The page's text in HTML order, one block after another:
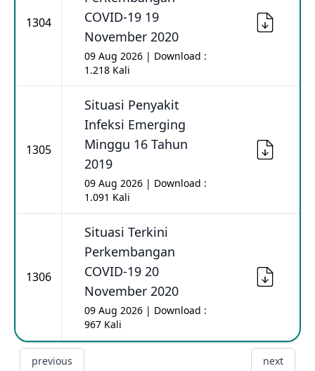
1304
COVID-19 19
November 2020
09 Aug 2026 | Download :
1.218 Kali
1305
Situasi Penyakit
Infeksi Emerging
Minggu 16 Tahun
2019
09 Aug 2026 | Download :
1.091 Kali
1306
Situasi Terkini
Perkembangan
COVID-19 20
November 2020
09 Aug 2026 | Download :
967 Kali
previous next